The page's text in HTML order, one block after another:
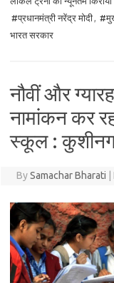
#प्रधानमंत्री नरेंद्र मोदी,
भारत सरकार
नौवीं और
नामांकन कर
स्कूल :
BySamachar Bharati